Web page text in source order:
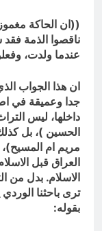
((ان الحاكة
ناقصوا الذمة
عندما ولدت،
ان هذا الجواب
جدا وعميقة في
داخلها، ليس
الحسين )، بل
مريم ام
العراق قبل
الاسلام. بدل من
ترى باحثنا
بقوله: